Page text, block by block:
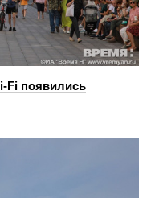
Fi появились